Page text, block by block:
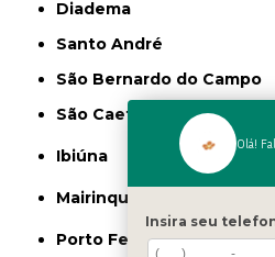
Diadema
Santo André
São Bernardo do Campo
São Caetano do Sul
Ibiúna
Mairinque
Porto Feliz
Olá!
Insira seu